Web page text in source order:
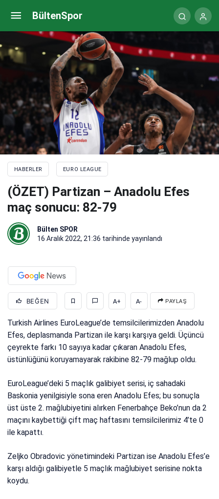
BültenSpor
HABERLER EURO LEAGUE
(ÖZET) Partizan – Anadolu Efes
maç sonucu: 82-79
Bülten SPOR
16 Aralık 2022, 21:36 tarihinde yayınlandı
BEĞEN A+ A- PAYLAŞ
Turkish Airlines EuroLeague’de temsilcilerimizden Anadolu
Efes, deplasmanda Partizan ile karşı karşıya geldi. Üçüncü
çeyrekte farkı 10 sayıya kadar çıkaran Anadolu Efes,
üstünlüğünü koruyamayarak rakibine 82-79 mağlup oldu.
EuroLeague’deki 5 maçlık galibiyet serisi, iç sahadaki
Baskonia yenilgisiyle sona eren Anadolu Efes; bu sonuçla
üst üste 2. mağlubiyetini alırken Fenerbahçe Beko’nun da 2
maçını kaybettiği çift maç haftasını temsilcilerimiz 4’te 0
ile kapattı.
Zeljko Obradovic yönetimindeki Partizan ise Anadolu Efes’e
karşı aldığı galibiyetle 5 maçlık mağlubiyet serisine nokta
koydu.
Kostas Antetokounmpo, Fenerbahçe Beko’nun
radarında